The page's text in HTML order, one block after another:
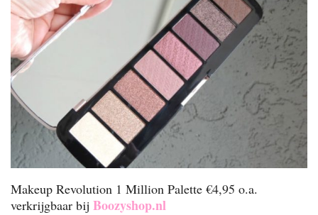
Makeup Revolution 1 Million Palette €4,95 o.a.
verkrijgbaar bij Boozyshop.nl